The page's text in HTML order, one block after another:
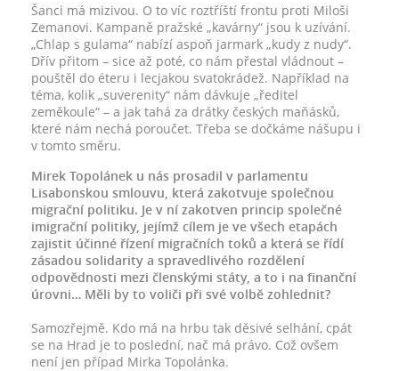
Šanci má mizivou. O to víc roztříští frontu proti Miloši
Zemanovi. Kampaně pražské „kavárny“ jsou k uzívání.
„Chlap s gulama“ nabízí aspoň jarmark „kudy z nudy“.
Dřív přitom – sice až poté, co nám přestal vládnout –
pouštěl do éteru i lecjakou svatokrádež. Například na
téma, kolik „suverenity“ nám dávkuje „ředitel
zeměkoule“ – a jak tahá za drátky českých maňásků,
které nám nechá poroučet. Třeba se dočkáme nášupu i
v tomto směru.
Mirek Topolánek u nás prosadil v parlamentu
Lisabonskou smlouvu, která zakotvuje společnou
migrační politiku. Je v ní zakotven princip společné
imigrační politiky, jejímž cílem je ve všech etapách
zajistit účinné řízení migračních toků a která se řídí
zásadou solidarity a spravedlivého rozdělení
odpovědnosti mezi členskými státy, a to i na finanční
úrovni… Měli by to voliči při své volbě zohlednit?
Samozřejmě. Kdo má na hrbu tak děsivé selhání, cpát
se na Hrad je to poslední, nač má právo. Což ovšem
není jen případ Mirka Topolánka.